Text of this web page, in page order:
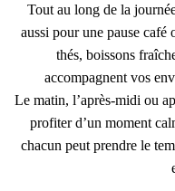
Tout au long de la
aussi pour une pause
thés, boissons
accompagnent vos
Le matin, l’après-midi ou
profiter d’un moment
chacun peut prendre le